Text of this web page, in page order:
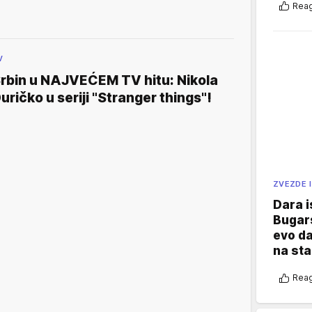
u NAJVEĆEM TV hitu: Nikola
u seriji "Stranger things"!
ZVEZDE
Dara
evo
na